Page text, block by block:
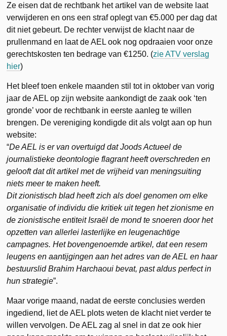
Ze eisen dat de rechtbank het artikel van de website laat
verwijderen en ons een straf oplegt van €5.000 per dag dat
dit niet gebeurt. De rechter verwijst de klacht naar de
prullenmand en laat de AEL ook nog opdraaien voor onze
gerechtskosten ten bedrage van €1250. (zie ATV verslag
hier)
Het bleef toen enkele maanden stil tot in oktober van vorig
jaar de AEL op zijn website aankondigt de zaak ook ‘ten
gronde’ voor de rechtbank in eerste aanleg te willen
brengen. De vereniging kondigde dit als volgt aan op hun
website:
“De AEL is er van overtuigd dat Joods Actueel de
journalistieke deontologie flagrant heeft overschreden en
gelooft dat dit artikel met de vrijheid van meningsuiting
niets meer te maken heeft.
Dit zionistisch blad heeft zich als doel genomen om elke
organisatie of individu die kritiek uit tegen het zionisme en
de zionistische entiteit Israël de mond te snoeren door het
opzetten van allerlei lasterlijke en leugenachtige
campagnes. Het bovengenoemde artikel, dat een resem
leugens en aantijgingen aan het adres van de AEL en haar
bestuurslid Brahim Harchaoui bevat, past aldus perfect in
hun strategie”.
Maar vorige maand, nadat de eerste conclusies werden
ingediend, liet de AEL plots weten de klacht niet verder te
willen vervolgen. De AEL zag al snel in dat ze ook hier